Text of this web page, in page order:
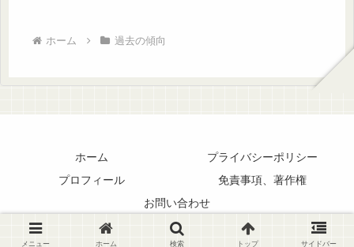
ホーム 過去の傾向
ホーム
プライバシーポリシー
プロフィール
免責事項、著作権
お問い合わせ
© 2025 Enjoy競馬LIFE.
メニュー ホーム 検索 トップ サイドバー